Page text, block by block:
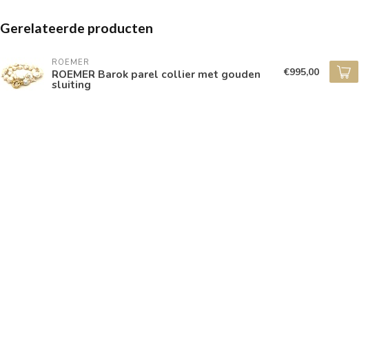
Gerelateerde producten
ROEMER
ROEMER Barok parel collier met gouden
sluiting
€995,00